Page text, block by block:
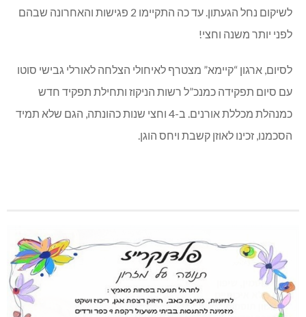
לשיקום נחל הגעתון. עד כה התקיימו 2 פגישות והאחרונה שבהם
לפני יותר משנה וחצי!
לסיום, ארגון “קיימא” מצטרף לאיחולי הצלחה לאורלי גבישי סוטו
עם סיום תפקידה כמנכ”ל רשות הניקוז ותחילת תפקיד חדש
כמנהלת מכללת אורנים. ב-4 וחצי שנות כהונתה, הגם שלא תמיד
הסכמנו, זכינו לאוזן קשבת ויחס הוגן.